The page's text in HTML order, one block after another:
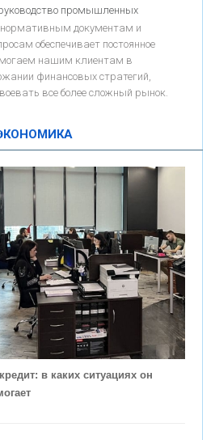
платежей за пять лет
промышленных
документам и
обеспечивает постоянное
нашим клиентам в
финансовых стратегий,
все более сложный рынок.
ЭКОНОМИКА
в каких ситуациях он